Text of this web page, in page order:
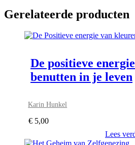
Gerelateerde producten
De positieve
benutten in je leven
Karin Hunkel
€ 5,00
Lees